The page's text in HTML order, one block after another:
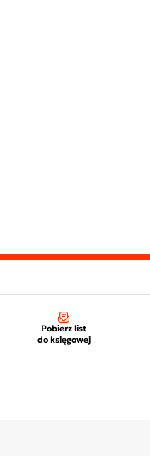
Pobierz list
do księgowej